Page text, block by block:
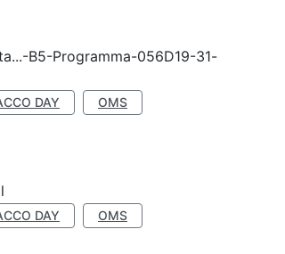
B5-Programma-056D19-31-
DAY OMS
DAY OMS